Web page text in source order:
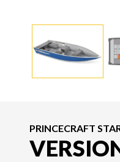
PRINCECRAFT